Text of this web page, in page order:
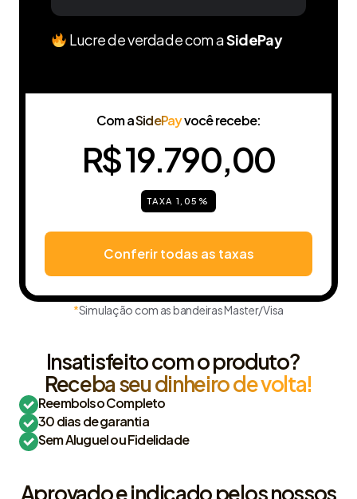
Lucre de verdade com aSidePay
Com aSidePayvocê recebe:
R$ 19.790,00
TAXA 1,05%
Conferir todas as taxas
*Simulação com as bandeiras Master/Visa
Insatisfeito com o produto?
Receba seu dinheiro de volta!
Reembolso Completo
30 dias de garantia
Sem Aluguel ou Fidelidade
Aprovado e indicado pelos nossos